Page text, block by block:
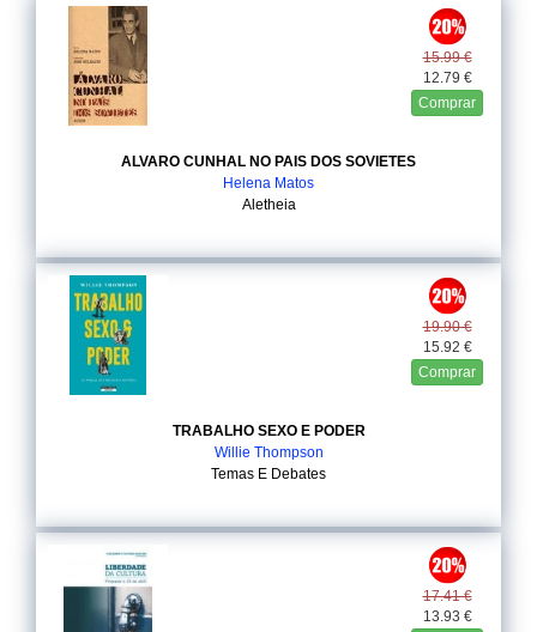
15.99 €
12.79 €
Comprar
ALVARO CUNHAL NO PAIS DOS SOVIETES
Helena Matos
Aletheia
19.90 €
15.92 €
Comprar
TRABALHO SEXO E PODER
Willie Thompson
Temas E Debates
17.41 €
13.93 €